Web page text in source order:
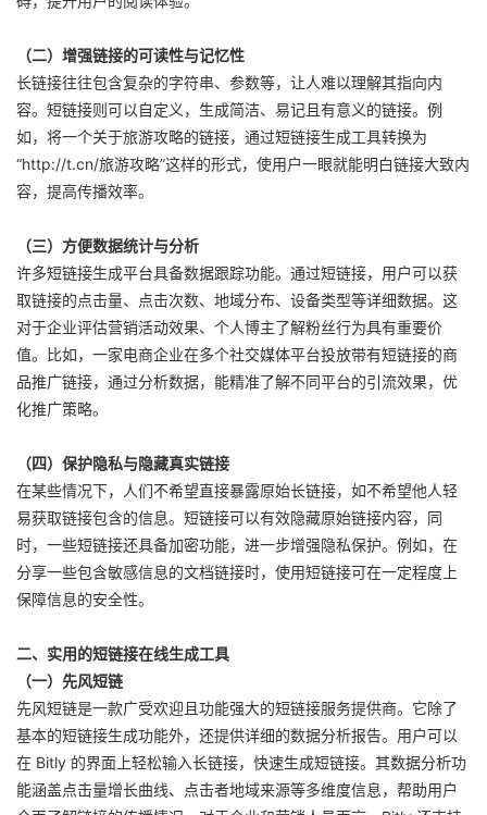
（二）增强链接的可读性与记忆性
长链接往往包含复杂的字符串、参数等，让人难以理解其指向内
容。短链接则可以自定义，生成简洁、易记且有意义的链接。例
如，将一个关于旅游攻略的链接，通过短链接生成工具转换为
“http://t.cn/旅游攻略”这样的形式，使用户一眼就能明白链接大致内
容，提高传播效率。
（三）方便数据统计与分析
许多短链接生成平台具备数据跟踪功能。通过短链接，用户可以获
取链接的点击量、点击次数、地域分布、设备类型等详细数据。这
对于企业评估营销活动效果、个人博主了解粉丝行为具有重要价
值。比如，一家电商企业在多个社交媒体平台投放带有短链接的商
品推广链接，通过分析数据，能精准了解不同平台的引流效果，优
化推广策略。
（四）保护隐私与隐藏真实链接
在某些情况下，人们不希望直接暴露原始长链接，如不希望他人轻
易获取链接包含的信息。短链接可以有效隐藏原始链接内容，同
时，一些短链接还具备加密功能，进一步增强隐私保护。例如，在
分享一些包含敏感信息的文档链接时，使用短链接可在一定程度上
保障信息的安全性。
二、实用的短链接在线生成工具
（一）先风短链
先风短链是一款广受欢迎且功能强大的短链接服务提供商。它除了
基本的短链接生成功能外，还提供详细的数据分析报告。用户可以
在 Bitly 的界面上轻松输入长链接，快速生成短链接。其数据分析功
能涵盖点击量增长曲线、点击者地域来源等多维度信息，帮助用户